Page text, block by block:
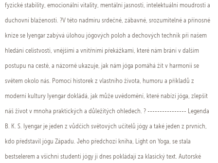
fyzické stability, emocionální vitality, mentální jasnosti, intelektuální moudrosti a
duchovní blaženosti. ?V této nadmíru srdečné, zábavné, srozumitelné a přínosné
knize se Iyengar zabývá úlohou jógových poloh a dechových technik při našem
hledání celistvosti, vnějšími a vnitřními překážkami, které nám brání v dalším
postupu na cestě, a názorně ukazuje, jak nám jóga pomáhá žít v harmonii se
světem okolo nás. Pomocí historek z vlastního života, humoru a příkladů z
moderní kultury Iyengar dokládá, jak může uvědomění, které nabízí jóga, zlepšit
náš život v mnoha praktických a důležitých ohledech. ? ---------------- Legenda
B. K. S. Iyengar je jeden z vůdčích světových učitelů jógy a také jeden z prvních,
kdo představil jógu Západu. Jeho předchozí kniha, Light on Yoga, se stala
bestselerem a všichni studenti jógy ji dnes pokládají za klasický text. Autorské